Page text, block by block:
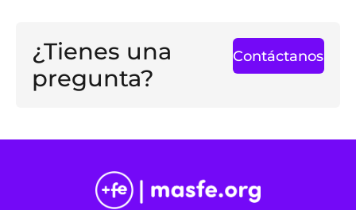
¿Tienes una
pregunta?
Contáctanos